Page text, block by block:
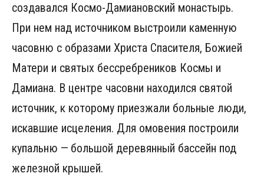
создавался Космо-Дамиановский монастырь.
При нем над источником выстроили каменную
часовню с образами Христа Спасителя, Божией
Матери и святых бессребреников Космы и
Дамиана. В центре часовни находился святой
источник, к которому приезжали больные люди,
искавшие исцеления. Для омовения построили
купальню — большой деревянный бассейн под
железной крышей.